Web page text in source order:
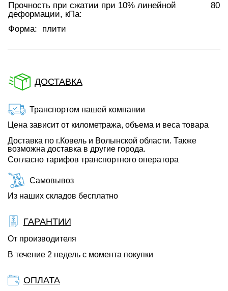
Прочность при сжатии при 10% линейной
деформации, кПа:
80
Форма: плити
ДОСТАВКА
Транспортом нашей компании
Цена зависит от километража, объема и веса товара
Доставка по г.Ковель и Волынской области. Также
возможна доставка в другие города.
Согласно тарифов транспортного оператора
Самовывоз
Из наших складов бесплатно
ГАРАНТИИ
От производителя
В течение 2 недель с момента покупки
ОПЛАТА